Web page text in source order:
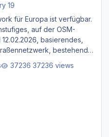
19
für Europa ist verfügbar.
auf der OSM-
basierendes,
bestehend
und sonstigen Straßen,
37236 views